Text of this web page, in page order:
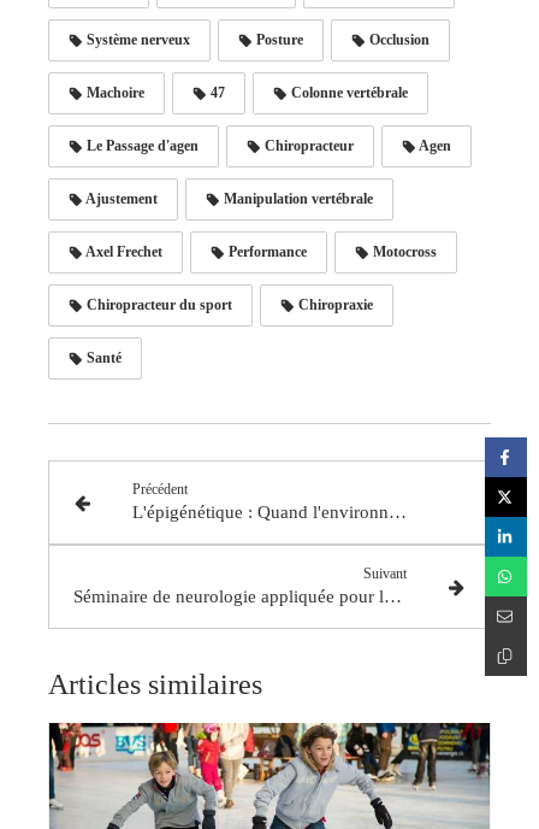
Système nerveux Posture Occlusion
Machoire 47 Colonne vertébrale
Le Passage d'agen Chiropracteur Agen
Ajustement Manipulation vertébrale
Axel Frechet Performance Motocross
Chiropracteur du sport Chiropraxie
Santé
Précédent
L'épigénétique : Quand l'environnement influence nos gènes !
Suivant
Séminaire de neurologie appliquée pour la performance sportive
Articles similaires